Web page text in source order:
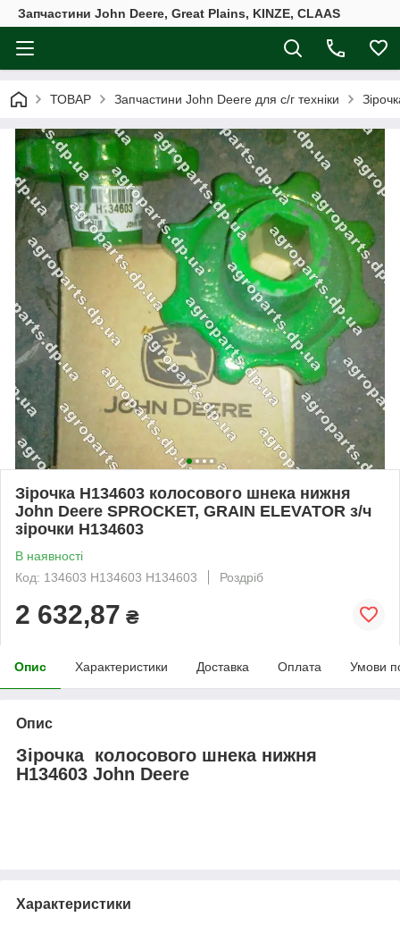
Запчастини John Deere, Great Plains, KINZE, CLAAS
ТОВАР Запчастини John Deere для с/г техніки
Зірочка Н134603 колосового шнека нижня
John Deere SPROCKET, GRAIN ELEVATOR з/ч
зірочки Н134603
В наявності
Код: 134603 H134603 Н134603
Роздріб
2 632,87 ₴
Опис Характеристики Доставка Оплата Умови
Опис
Зірочка колосового шнека нижня
H134603 John Deere
Характеристики